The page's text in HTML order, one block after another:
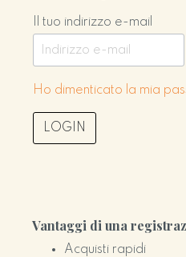
Api pet didattica
Cookie policy
Il tuo indirizzo e-mail
Ho dimenticato la mia
LOGIN
Vantaggi di una
Acquisti rapidi